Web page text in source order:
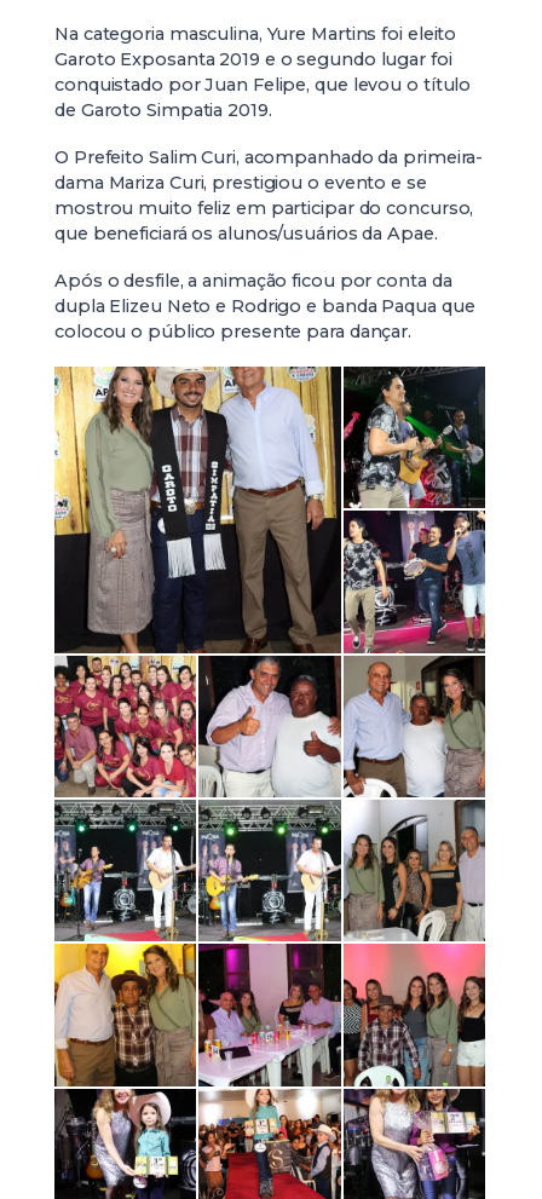
Na categoria masculina, Yure Martins foi eleito
Garoto Exposanta 2019 e o segundo lugar foi
conquistado por Juan Felipe, que levou o título
de Garoto Simpatia 2019.
O Prefeito Salim Curi, acompanhado da primeira-
dama Mariza Curi, prestigiou o evento e se
mostrou muito feliz em participar do concurso,
que beneficiará os alunos/usuários da Apae.
Após o desfile, a animação ficou por conta da
dupla Elizeu Neto e Rodrigo e banda Paqua que
colocou o público presente para dançar.